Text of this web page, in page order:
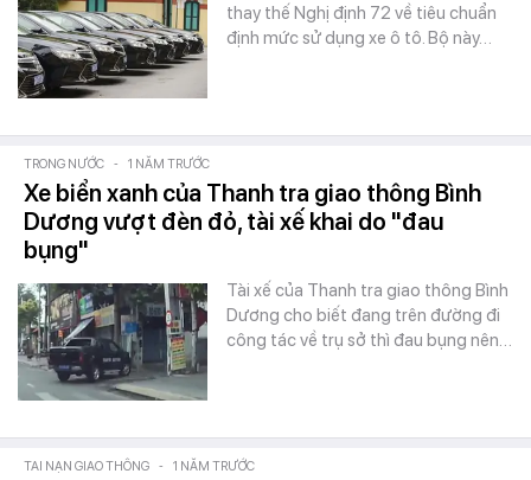
thay thế Nghị định 72 về tiêu chuẩn
định mức sử dụng xe ô tô. Bộ này…
TRONG NƯỚC - 1 NĂM TRƯỚC
Xe biển xanh của Thanh tra giao thông Bình
Dương vượt đèn đỏ, tài xế khai do "đau
bụng"
Tài xế của Thanh tra giao thông Bình
Dương cho biết đang trên đường đi
công tác về trụ sở thì đau bụng nên…
TAI NẠN GIAO THÔNG - 1 NĂM TRƯỚC